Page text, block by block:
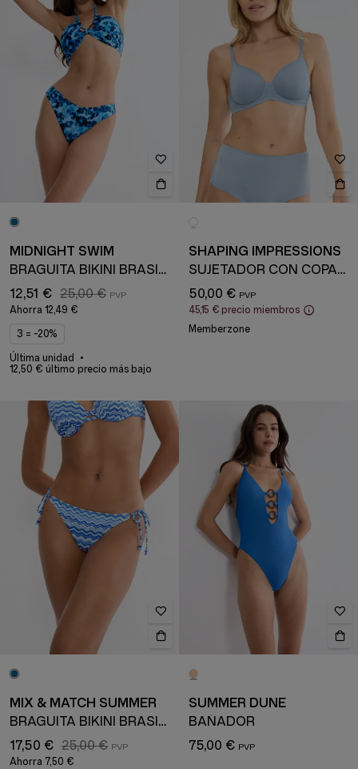
MIDNIGHT SWIM
BRAGUITA BIKINI BRASILEÑA
12,51 € 25,00 €
Ahorra 12,49 €
3 = -20%
Última unidad
12,50 € último precio más bajo
SHAPING IMPRESSIONS
SUJETADOR CON COPAS Y AROS
50,00 €
45,15 € precio miembros
Memberzone
MIX & MATCH SUMMER
BRAGUITA BIKINI BRASILEÑA
17,50 € 25,00 €
Ahorra 7,50 €
SUMMER DUNE
BAÑADOR
75,00 €